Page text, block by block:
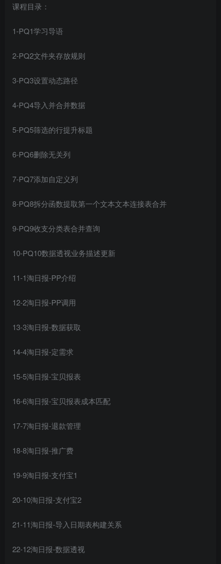
课程目录：
1-PQ1学习导语
2-PQ2文件夹存放规则
3-PQ3设置动态路径
4-PQ4导入并合并数据
5-PQ5筛选的行提升标题
6-PQ6删除无关列
7-PQ7添加自定义列
8-PQ8拆分函数提取第一个文本文本连接表合并
9-PQ9收支分类表合并查询
10-PQ10数据透视业务描述更新
11-1淘日报-PP介绍
12-2淘日报-PP调用
13-3淘日报-数据获取
14-4淘日报-定需求
15-5淘日报-宝贝报表
16-6淘日报-宝贝报表成本匹配
17-7淘日报-退款管理
18-8淘日报-推广费
19-9淘日报-支付宝1
20-10淘日报-支付宝2
21-11淘日报-导入日期表构建关系
22-12淘日报-数据透视